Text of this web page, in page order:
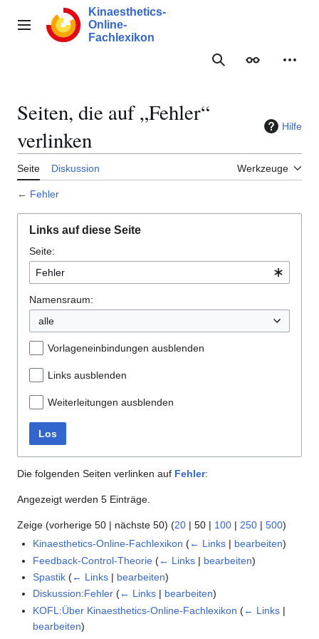
Inhalt
springenHauptmenü
Kinaesthetics-
Online-
Fachlexikon
Suche
Seiten, die auf „Fehler“
verlinken
Hilfe
Seite Diskussion Werkzeuge
← Fehler
Links auf diese Seite
Seite:
Namensraum:
alle
Vorlageneinbindungen ausblenden
Links ausblenden
Weiterleitungen ausblenden
Los
Die folgenden Seiten verlinken auf Fehler:
Angezeigt werden 5 Einträge.
Zeige (vorherige 50 | nächste 50) (20 | 50 | 100 | 250 | 500)
Kinaesthetics-Online-Fachlexikon (← Links | bearbeiten)
Feedback-Control-Theorie (← Links | bearbeiten)
Spastik (← Links | bearbeiten)
Diskussion:Fehler (← Links | bearbeiten)
KOFL:Über Kinaesthetics-Online-Fachlexikon (← Links |
bearbeiten)